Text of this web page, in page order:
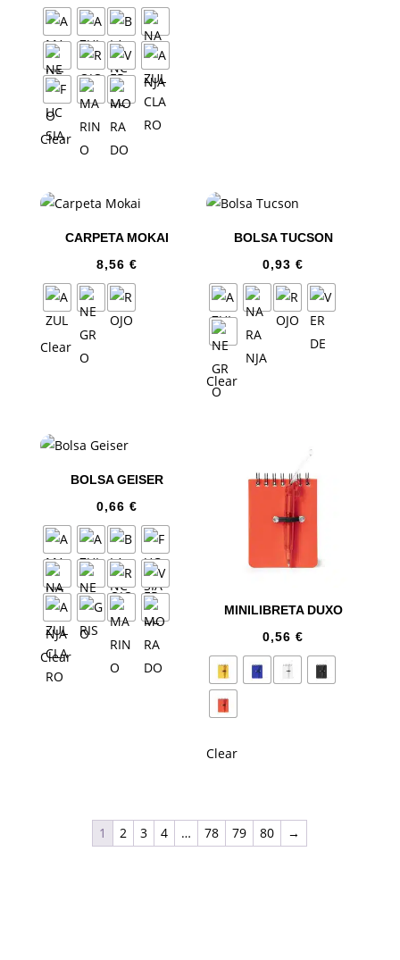
Clear
CARPETA MOKAI
8,56 €
Clear
BOLSA TUCSON
0,93€
Clear
BOLSA GEISER
0,66 €
Clear
MINILIBRETA DUXO
0,56€
Clear
1 2 3 4 … 78 79 80 →